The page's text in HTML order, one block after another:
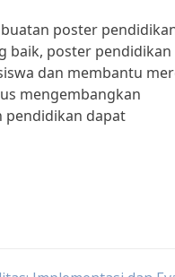
poster
baik, poster pendidikan
dan membantu
mengembangkan
pendidikan dapat